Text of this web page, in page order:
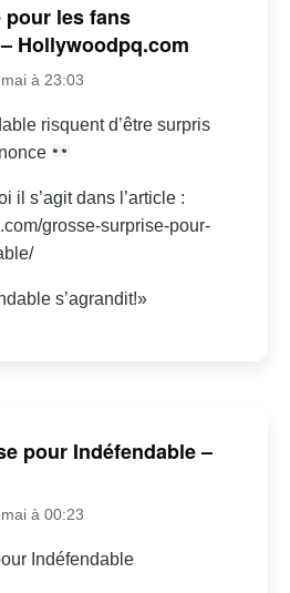
les fans
Hollywoodpq.com
à 23:03
risquent d’être surpris
il s’agit dans l’article :
grosse-surprise-pour-
s’agrandit!»
pour Indéfendable –
à 00:23
Indéfendable